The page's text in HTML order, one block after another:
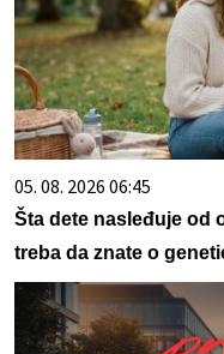
05. 08. 2026 06:45
Šta dete nasleđuje od
treba da znate o